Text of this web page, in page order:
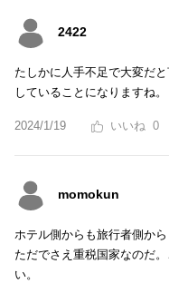
2422
たしかに人手不足で大変だ
していることになりますね。
2024/1/19 0
momokun
ホテル側からも旅行者側か
ただでさえ重税国家なのだ
い。